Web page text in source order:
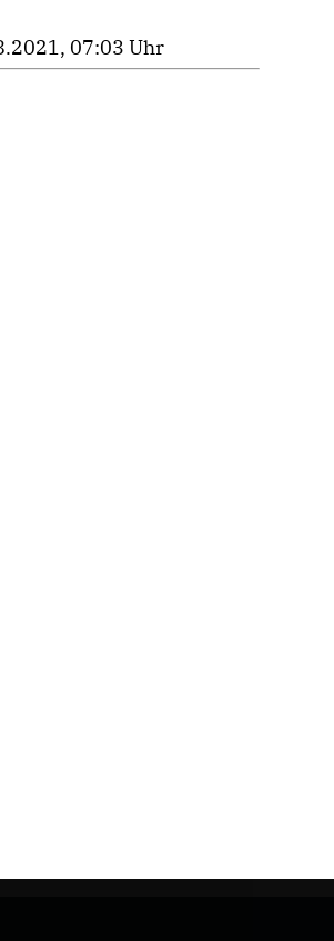
07:03 Uhr